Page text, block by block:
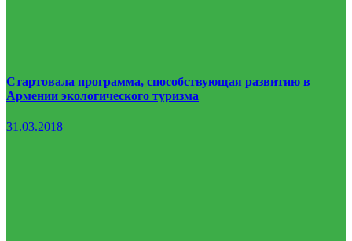
Стартовала программа, способствующая развитию в
Армении экологического туризма
31.03.2018